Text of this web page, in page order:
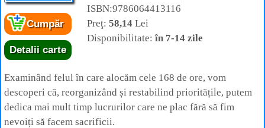
Cumpăr
Detalii carte
ISBN:9786064413116
Preţ: 58,14 Lei
Disponibilitate:în 7-14 zile
Examinând felul în care alocăm cele 168 de ore, vom
descoperi că, reorganizând și restabilind prioritățile, putem
dedica mai mult timp lucrurilor care ne plac fără să fim
nevoiți să facem sacrificii.